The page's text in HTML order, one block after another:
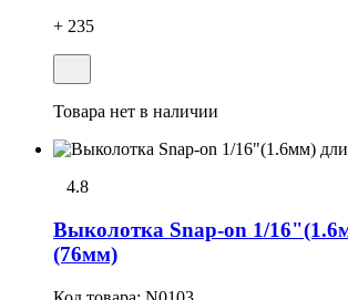
+ 235
Товара нет в наличии
4.8
Выколотка Snap-on 1/
(76мм)